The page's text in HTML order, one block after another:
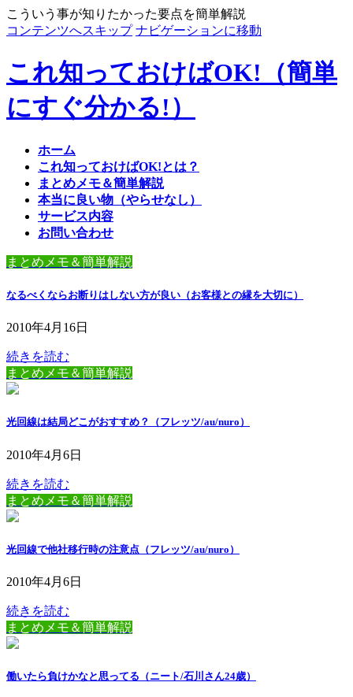
こういう事が知りたかった要点を簡単解説
コンテンツへスキップ ナビゲーションに移動
これ知っておけばOK!（簡単
にすぐ分かる!）
ホーム
これ知っておけばOK!とは？
まとめメモ＆簡単解説
本当に良い物（やらせなし）
サービス内容
お問い合わせ
まとめメモ＆簡単解説
なるべくならお断りはしない方が良い（お客様との縁を大切に）
2010年4月16日
続きを読む
まとめメモ＆簡単解説
光回線は結局どこがおすすめ？（フレッツ/au/nuro）
2010年4月6日
続きを読む
まとめメモ＆簡単解説
光回線で他社移行時の注意点（フレッツ/au/nuro）
2010年4月6日
続きを読む
まとめメモ＆簡単解説
働いたら負けかなと思ってる（ニート/石川さん24歳）